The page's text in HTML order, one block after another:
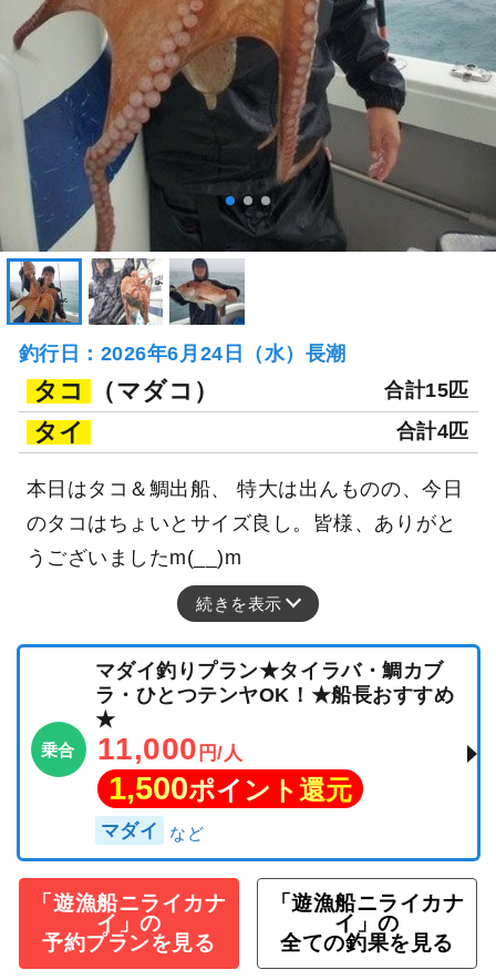
釣行日：2026年6月24日（水）長潮
タコ （マダコ） 合計15匹
タイ 合計4匹
本日はタコ＆鯛出船、 特大は出んものの、今日
のタコはちょいとサイズ良し。皆様、ありがと
うございましたm(__)m
続きを表示
乗合
マダイ釣りプラン★タイラバ・鯛カブ
ラ・ひとつテンヤOK！★船長おすすめ
★
11,000 円/人
1,500ポイント還元
マダイ
「遊漁船ニライカナ
イ」の
予約プランを見る
「遊漁船ニライカナ
イ」の
全ての釣果を見る